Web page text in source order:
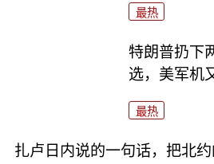
最热
特朗普扔下
选，美军机
最热
扎卢日内说的一句话，把北